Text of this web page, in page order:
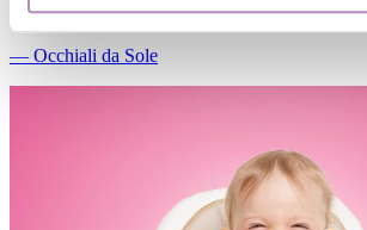
―Accessori
― Occhiali da Sole